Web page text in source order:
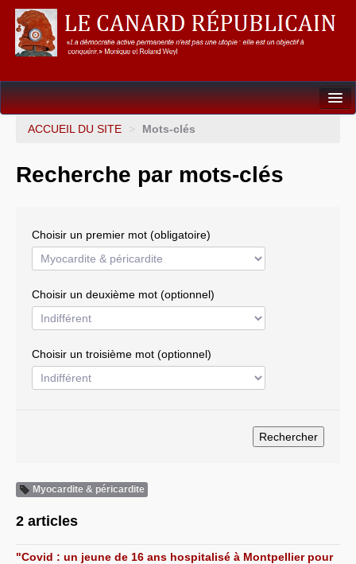
Dossiers
Gouvernance mondiale & mondialisation
Résistances
Systèmes & société sous contrôle
ACCUEIL DU SITE > Mots-clés
Recherche par mots-clés
Choisir un premier mot (obligatoire)
Choisir un deuxième mot (optionnel)
Choisir un troisième mot (optionnel)
Myocardite & péricardite
2 articles
"Covid : un jeune de 16 ans hospitalisé à Montpellier pour